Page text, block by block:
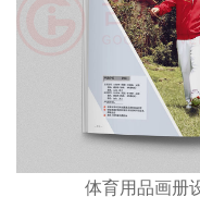
体育用品画册